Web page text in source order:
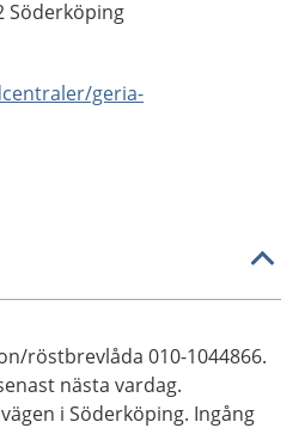
Söderköping
geria-
röstbrevlåda 010-1044866.
nästa vardag.
i Söderköping. Ingång